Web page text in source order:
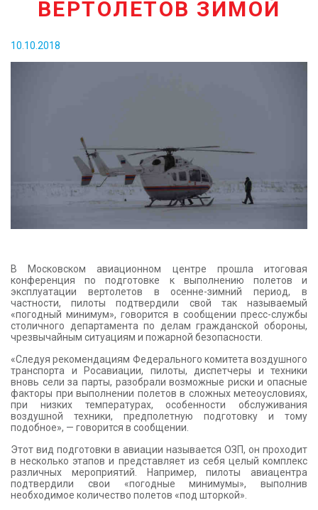
КОНТАКТЫ
ВЕРТОЛЕТОВ ЗИМОЙ
10.10.2018
В Московском авиационном центре прошла итоговая
конференция по подготовке к выполнению полетов и
эксплуатации вертолетов в осенне-зимний период, в
частности, пилоты подтвердили свой так называемый
«погодный минимум», говорится в сообщении пресс-службы
столичного департамента по делам гражданской обороны,
чрезвычайным ситуациям и пожарной безопасности.
«Следуя рекомендациям Федерального комитета воздушного
транспорта и Росавиации, пилоты, диспетчеры и техники
вновь сели за парты, разобрали возможные риски и опасные
факторы при выполнении полетов в сложных метеоусловиях,
при низких температурах, особенности обслуживания
воздушной техники, предполетную подготовку и тому
подобное», — говорится в сообщении.
Этот вид подготовки в авиации называется ОЗП, он проходит
в несколько этапов и представляет из себя целый комплекс
различных мероприятий. Например, пилоты авиацентра
подтвердили свои «погодные минимумы», выполнив
необходимое количество полетов «под шторкой».